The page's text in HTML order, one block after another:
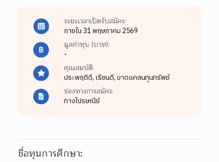
ระยะเวลาเปิดรับสมัคร:
ภายใน 31 พฤษภาคม 2569
มูลค่าทุน (บาท):
-
คุณสมบัติ:
ประพฤติดี, เรียนดี,ขาดแคลนทุนทรัพย์
ช่องทางการสมัคร:
ทางไปรษณีย์
ชื่อทุนการศึกษา: